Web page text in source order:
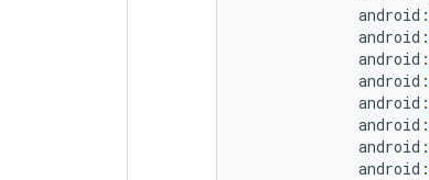
android:
android:
android:
android:
android:
android:
android:
android: